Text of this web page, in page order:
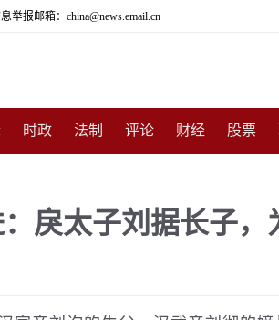
举报邮箱：china@news.email.cn
时政 法制 评论 财经 股票
游戏 影视 明星 时尚 体育
戾太子刘据长子，